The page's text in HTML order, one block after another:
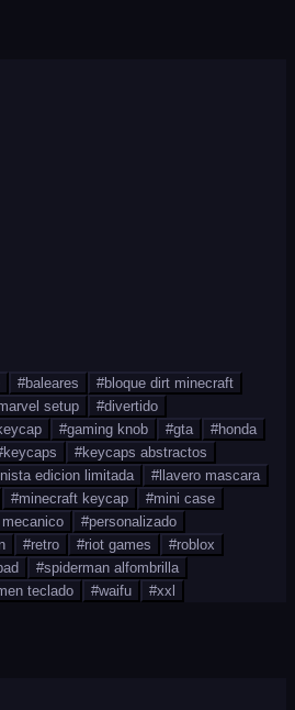
#baleares #bloque dirt minecraft
setup #divertido
#gaming knob #gta #honda
keycaps #keycaps abstractos
edicion limitada # llavero mascara
#minecraft keycap #mini case
#personalizado
#retro #riot games #roblox
#spiderman alfombrilla
teclado #waifu #xxl